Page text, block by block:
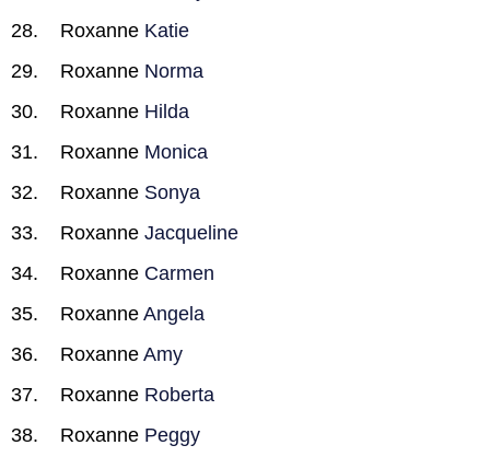
Roxanne Katie
Roxanne Norma
Roxanne Hilda
Roxanne Monica
Roxanne Sonya
Roxanne Jacqueline
Roxanne Carmen
Roxanne Angela
Roxanne Amy
Roxanne Roberta
Roxanne Peggy